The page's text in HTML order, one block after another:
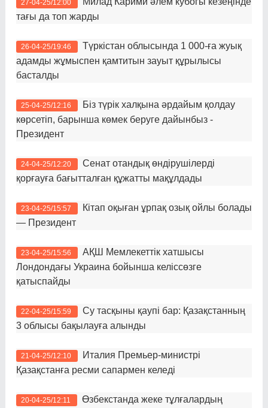
27-04-25/12:00
тағы да топ жарды
26-04-25/19:46
Түркістан облысында 1 000-ға жуық
адамды жұмыспен қамтитын зауыт құрылысы
басталды
25-04-25/12:16
Біз түрік халқына әрдайым қолдау
көрсетіп, барынша көмек беруге дайынбыз -
Президент
24-04-25/12:20
Сенат отандық өндірушілерді
қорғауға бағытталған құжатты мақұлдады
23-04-25/15:57
Кітап оқыған ұрпақ озық ойлы болады
— Президент
23-04-25/15:56
АҚШ Мемлекеттік хатшысы
Лондондағы Украина бойынша келіссөзге
қатыспайды
22-04-25/15:59
Су тасқыны қаупі бар: Қазақстанның
3 облысы бақылауға алынды
21-04-25/12:10
Италия Премьер-министрі
Қазақстанға ресми сапармен келеді
20-04-25/12:11
Өзбекстанда жеке тұлғалардың